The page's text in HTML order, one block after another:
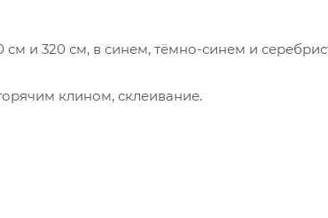
и 320 см, в синем, тёмно-синем и
клином, склеивание.